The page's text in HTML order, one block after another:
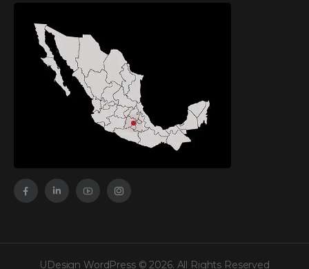
UDesign WordPress © 2026. All Rights Reserved